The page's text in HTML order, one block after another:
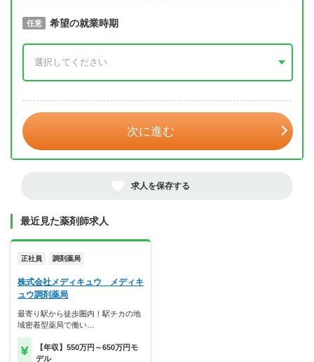
必須 取得予定年
任意 希望の就業時期
次に進む
求人を保存する
最近見た薬剤師求人
正社員 調剤薬局
株式会社メディキュウ メディキ
ュウ調剤薬局
最寄り駅から徒歩圏内！駅チカの地
域密着型薬局で働い…
【年収】550万円～650万円モ
デル